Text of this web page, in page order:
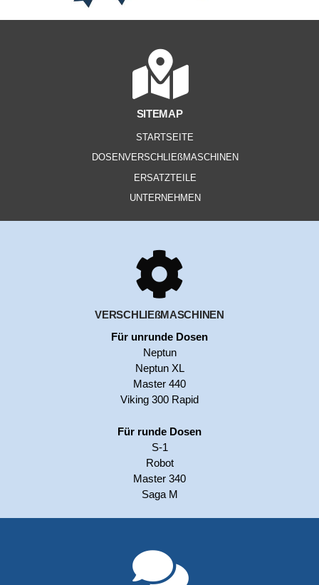
SITEMAP
STARTSEITE
DOSENVERSCHLIEßMASCHINEN
ERSATZTEILE
UNTERNEHMEN
VERSCHLIEßMASCHINEN
Für unrunde Dosen
Neptun
Neptun XL
Master 440
Viking 300 Rapid
Für runde Dosen
S-1
Robot
Master 340
Saga M